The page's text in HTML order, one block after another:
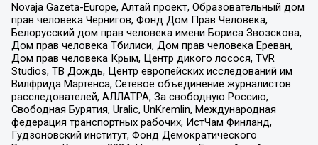
Novaja Gazeta-Europe, Алтай проект, Образовательный дом
прав человека Чернигов, Фонд Дом Прав Человека,
Белорусский дом прав человека имени Бориса Звозскова,
Дом прав человека Тбилиси, Дом прав человека Ереван,
Дом прав человека Крым, Центр дикого лосося, TVR
Studios, ТВ Дождь, Центр европейских исследований им
Вилфрида Мартенса, Сетевое объединение журналистов
расследователей, АЛЛАТРА, За свободную Россию,
Свободная Бурятия, Uralic, UnKremlin, Международная
федерация транспортных рабочих, ИстЧам Финланд,
Гудзоновский институт, Фонд Демократического